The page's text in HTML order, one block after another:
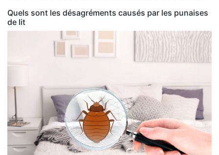
Quels sont les désagréments causés par les punaises
de lit